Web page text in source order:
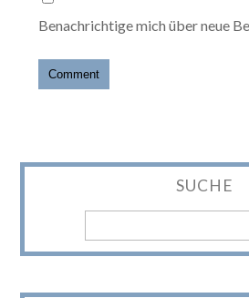
Benachrichtige mich über neue
SUCHE